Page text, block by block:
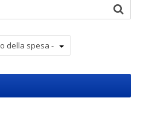
della spesa -